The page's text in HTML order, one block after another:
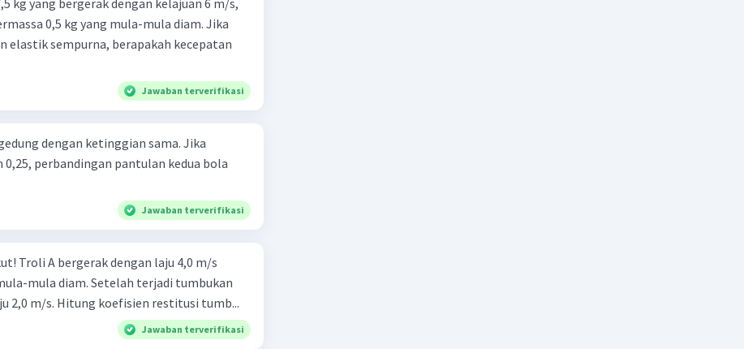
0,5 kg yang mula-mula diam. Jika
elastik sempurna, berapakah kecepatan
Jawaban terverifikasi
dengan ketinggian sama. Jika
perbandingan pantulan kedua bola
Jawaban terverifikasi
m/s
mula diam. Setelah terjadi tumbukan
2,0 m/s. Hitung koefisien restitusi tumb...
Jawaban terverifikasi